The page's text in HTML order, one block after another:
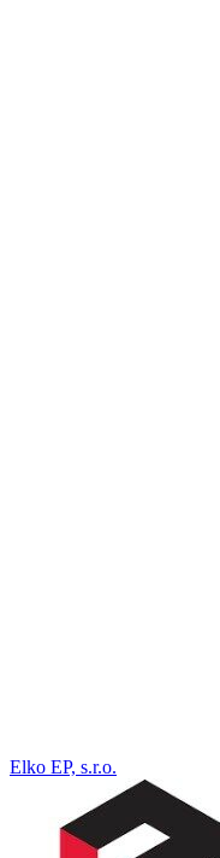
Elko EP, s.r.o.